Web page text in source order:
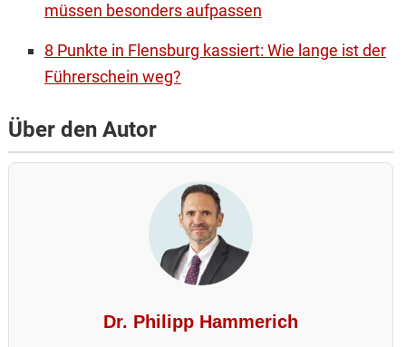
müssen besonders aufpassen
8 Punkte in Flensburg kassiert: Wie lange ist der
Führerschein weg?
Über den Autor
Dr. Philipp Hammerich